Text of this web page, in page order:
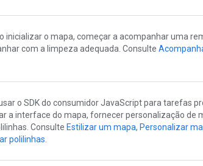
inicializar o mapa, começar a acompanhar uma
com a limpeza adequada. Consulte
o SDK do consumidor JavaScript para tarefas
a interface do mapa, fornecer personalização de
Consulte Estilizar um mapa, Personalizar
polilinhas